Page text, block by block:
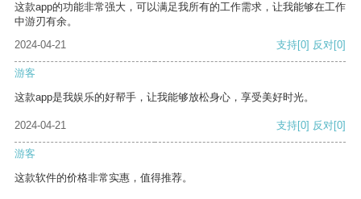
这款app的功能非常强大，可以满足我所有的工作需求，让我能够在工作
中游刃有余。
2024-04-21
支持[0] 反对[0]
游客
这款app是我娱乐的好帮手，让我能够放松身心，享受美好时光。
2024-04-21 支持[0] 反对[0]
游客
这款软件的价格非常实惠，值得推荐。